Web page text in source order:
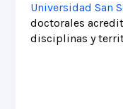
Universidad San
doctorales
disciplinas y